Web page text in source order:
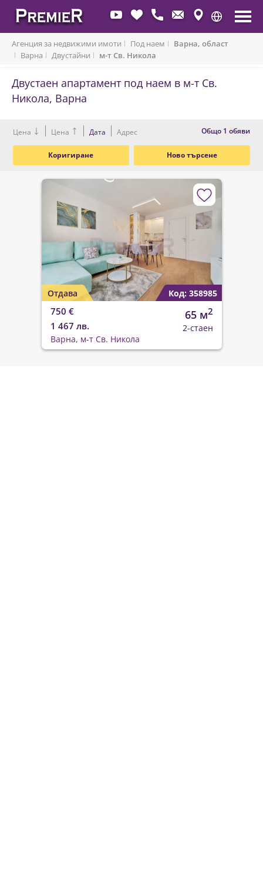
Агенция за недвижими имоти Под наем
Варна, област
Варна
Двустайни м-т Св. Никола
Двустаен апартамент под наем в м-т Св.
Никола, Варна
Цена Цена Дата Адрес Oбщо 1 обяви
Коригиране Ново търсене
Отдава Код: 358985
750 €
1 467 лв.
65 м2
2-стаен
Варна, м-т Св. Никола